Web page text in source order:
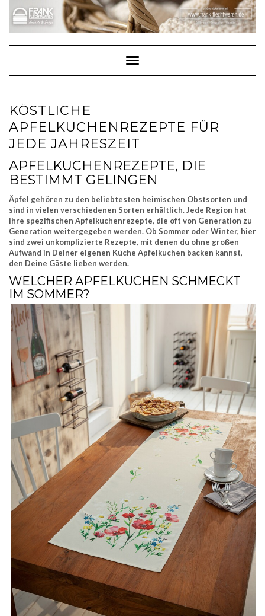
content
Toggle Navigation
KÖSTLICHE
APFELKUCHENREZEPTE FÜR
JEDE JAHRESZEIT
APFELKUCHENREZEPTE, DIE
BESTIMMT GELINGEN
Äpfel gehören zu den beliebtesten heimischen Obstsorten und
sind in vielen verschiedenen Sorten erhältlich. Jede Region hat
ihre spezifischen Apfelkuchenrezepte, die oft von Generation zu
Generation weitergegeben werden. Ob Sommer oder Winter, hier
sind zwei unkomplizierte Rezepte, mit denen du ohne großen
Aufwand in Deiner eigenen Küche Apfelkuchen backen kannst,
den Deine Gäste lieben werden.
WELCHER APFELKUCHEN SCHMECKT
IM SOMMER?